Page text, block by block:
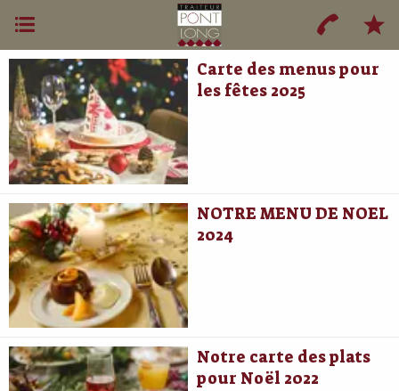
Carte des menus pour
les fêtes 2025
NOTRE MENU DE NOEL
2024
Notre carte des plats
pour Noël 2022